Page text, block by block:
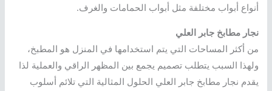
أنواع أبواب مختلفة مثل أبواب الحمامات والغرف.
نجار مطابخ جابر العلي
من أكثر المساحات التي يتم استخدامها في المنزل هو المطبخ،
ولهذا السبب يتطلب تصميم يجمع بين المظهر الراقي والعملية لذا
يقدم نجار مطابخ جابر العلي الحلول المثالية التي تلائم أسلوب